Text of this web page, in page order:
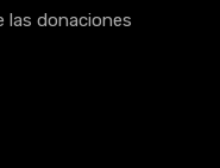
las donaciones